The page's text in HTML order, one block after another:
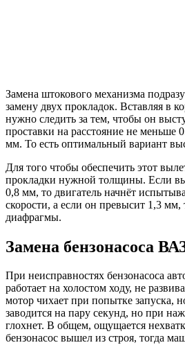
Замена штокового механизма
замену двух прокладок. Вставляя в
нужно следить за тем, чтобы он
проставки на расстояние не меньше
мм. То есть оптимальный вариант
Для того чтобы обеспечить этот
прокладки нужной толщины. Если
0,8 мм, то двигатель начнёт
скорости, а если он превысит 1,3 мм,
диафрагмы.
Замена бензонасоса
При неисправностях бензонасоса
работает на холостом ходу, не
мотор чихает при попытке запуска,
заводится на пару секунд, но при
глохнет. В общем, ощущается
бензонасос вышел из строя, тогда